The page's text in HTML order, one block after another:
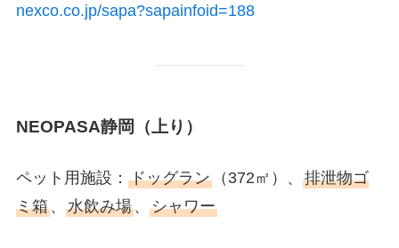
nexco.co.jp/sapa?sapainfoid=188
NEOPASA静岡（上り）
ペット用施設： ドッグラン（372㎡）、 排泄物ゴ
ミ箱、 水飲み場、 シャワー